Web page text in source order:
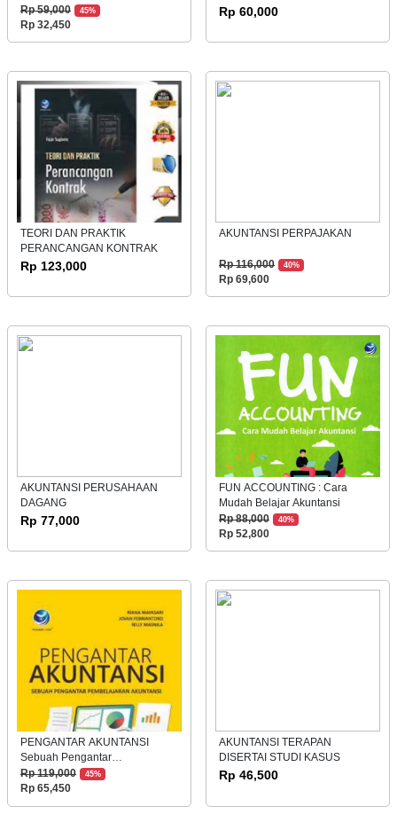
Rp 59,000 45%
Rp 32,450
dengan Genetic Algorithm
Rp 60,000
TEORI DAN PRAKTIK
PERANCANGAN KONTRAK
Rp 123,000
AKUNTANSI PERPAJAKAN
Rp 116,000 40%
Rp 69,600
AKUNTANSI PERUSAHAAN
DAGANG
Rp 77,000
FUN ACCOUNTING : Cara
Mudah Belajar Akuntansi
Rp 88,000
40%
Rp 52,800
PENGANTAR AKUNTANSI
Sebuah Pengantar
Pembelajaran Akuntansi
Rp 119,000 45%
Rp 65,450
AKUNTANSI TERAPAN
DISERTAI STUDI KASUS
Rp 46,500